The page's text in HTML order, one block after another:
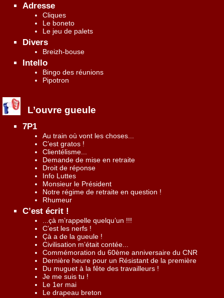
Adresse
Cliques
Le boneto
Le jeu de palets
Divers
Breizh-bouse
Intello
Bingo des réunions
Pipotron
L’ouvre gueule
7P1
Au train où vont les choses...
C’est gratos !
Clientélisme...
Demande de mise en retraite
Droit de réponse
Info Luttes
Monsieur le Président
Notre régime de retraite en question !
Rhumeur
C’est écrit !
...çà m’rappelle quelqu’un !!!
C’est les nerfs !
Çà a de la gueule !
Civilisation m’était contée...
Commémoration du 60ème anniversaire du CNR
Dernière heure pour un Résistant de la première
Du muguet à la fête des travailleurs !
Je me suis tu !
Le 1er mai
Le drapeau breton